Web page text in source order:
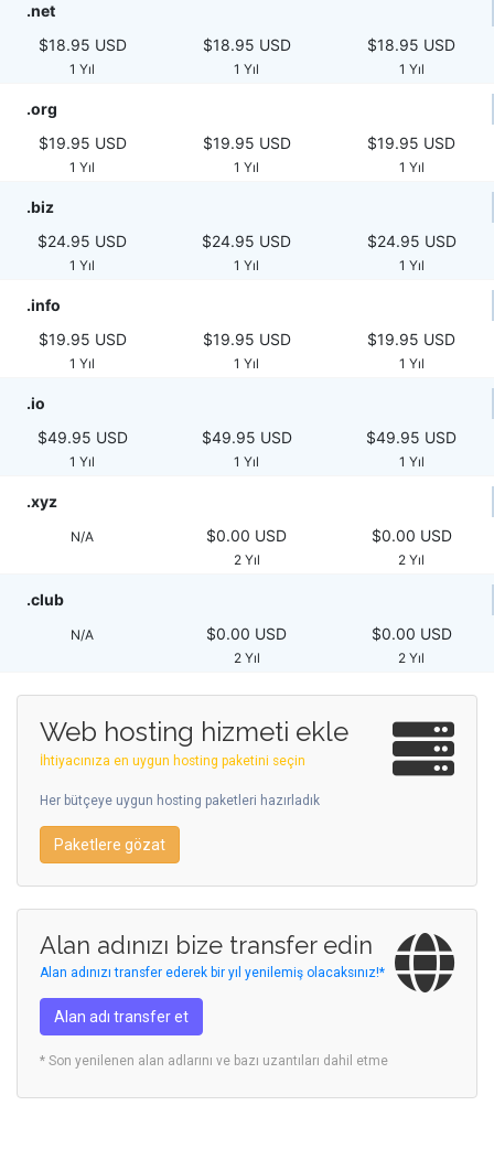
.net
$18.95 USD
1 Yıl
$18.95 USD
1 Yıl
$18.95 USD
1 Yıl
.org
$19.95 USD
1 Yıl
$19.95 USD
1 Yıl
$19.95 USD
1 Yıl
.biz
$24.95 USD
1 Yıl
$24.95 USD
1 Yıl
$24.95 USD
1 Yıl
.info
$19.95 USD
1 Yıl
$19.95 USD
1 Yıl
$19.95 USD
1 Yıl
.io
$49.95 USD
1 Yıl
$49.95 USD
1 Yıl
$49.95 USD
1 Yıl
.xyz
N/A $0.00 USD
2 Yıl
$0.00 USD
2 Yıl
.club
N/A $0.00 USD
2 Yıl
$0.00 USD
2 Yıl
Web hosting hizmeti ekle
İhtiyacınıza en uygun hosting paketini seçin
Her bütçeye uygun hosting paketleri hazırladık
Paketlere gözat
Alan adınızı bize transfer edin
Alan adınızı transfer ederek bir yıl yenilemiş olacaksınız!*
Alan adı transfer et
* Son yenilenen alan adlarını ve bazı uzantıları dahil etme